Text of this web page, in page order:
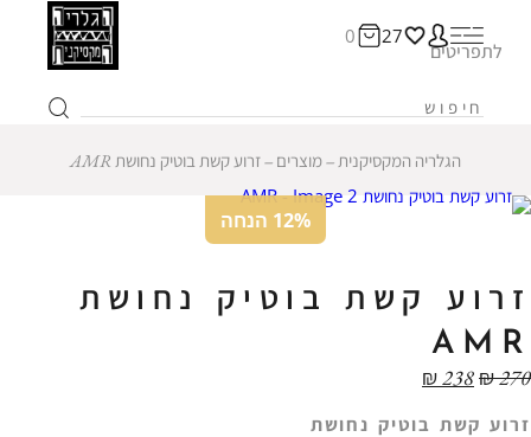
27
0
לתפריטים
הגלריה המקסיקנית ‒מוצרים ‒זרוע קשת בוטיק נחושת AMR
12% הנחה
זרוע קשת בוטיק נחושת
AMR
₪270
₪238
זרוע קשת בוטיק נחושת